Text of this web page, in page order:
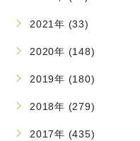
2021年 (33)
2020年 (148)
2019年 (180)
2018年 (279)
2017年 (435)